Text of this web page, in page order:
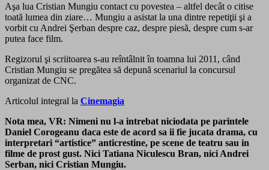
Aşa lua Cristian Mungiu contact cu povestea – altfel decât o citise
toată lumea din ziare… Mungiu a asistat la una dintre repetiţii şi a
vorbit cu Andrei Şerban despre caz, despre piesă, despre cum s-ar
putea face film.
Regizorul şi scriitoarea s-au reîntâlnit în toamna lui 2011, când
Cristian Mungiu se pregătea să depună scenariul la concursul
organizat de CNC.
Articolul integral la Cinemagia
Nota mea, VR: Nimeni nu l-a intrebat niciodata pe parintele
Daniel Corogeanu daca este de acord sa ii fie jucata drama, cu
interpretari “artistice” anticrestine, pe scene de teatru sau in
filme de prost gust. Nici Tatiana Niculescu Bran, nici Andrei
Serban, nici Cristian Mungiu.